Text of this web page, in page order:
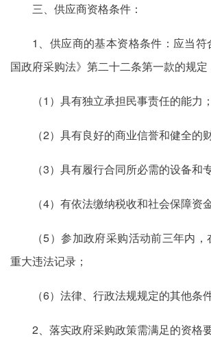
三、供应商资格条件：
1、供应商的基本资格条件：应当
国政府采购法》第二十二条第一款的规定
（1）具有独立承担民事责任的能力；
（2）具有良好的商业信誉和健全的
（3）具有履行合同所必需的设备和
（4）有依法缴纳税收和社会保障资
（5）参加政府采购活动前三年内
重大违法记录；
（6）法律、行政法规规定的其他条件
2、落实政府采购政策需满足的资格